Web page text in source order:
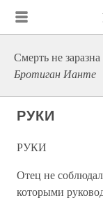
Смерть не заразна
Бротиган Ианте
РУКИ
РУКИ
Отец не
которыми